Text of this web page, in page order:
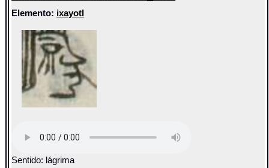
Elemento: ixayotl
Sentido: lágrima